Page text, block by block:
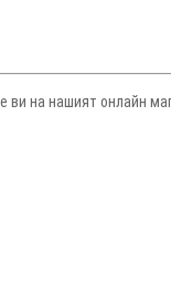
на нашият онлайн